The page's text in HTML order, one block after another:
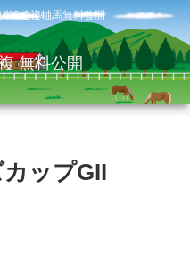
3連複軸馬無料公開
無料公開
ップGII